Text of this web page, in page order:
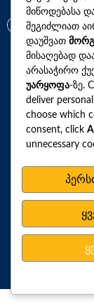
2021 –
როგორ
მიწოდებასა
შეგიძლიათ
დაუშვათ
მისაღებად
არასაჭირო
უარყოფა-ზე.
deliver
choose which
consent, click
unnecessary